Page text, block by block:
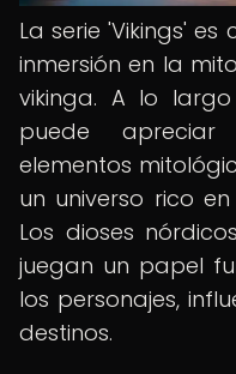
La serie 'Vikings'
inmersión en la
vikinga. A lo
puede
elementos
un universo rico
Los dioses
juegan un papel
los personajes,
destinos.